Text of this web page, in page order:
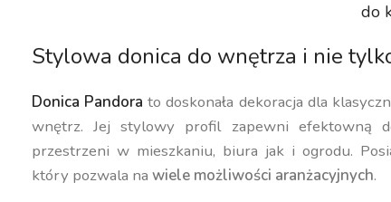
do
Stylowa donica do wnętrza i nie
Donica Pandorato doskonała dekoracja dla
wnętrz. Jej stylowy profil zapewni efektowną
przestrzeni w mieszkaniu, biura jak i ogrodu.
który pozwala nawiele możliwości aranżacyjnych.